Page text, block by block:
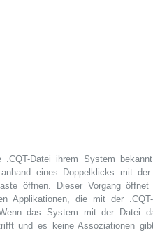
.CQT-Datei ihrem System
eines Doppelklicks mit
öffnen. Dieser Vorgang
Applikationen, die mit der
das System mit der Datei
und es keine Assoziationen